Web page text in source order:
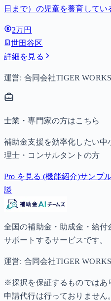
日まで）の児童を養育して
（第3子以降は15,000円）、
2万円
世田谷区
詳細を見る
運営: 合同会社TIGER
士業・専門家の方はこちら
補助金支援を効率化したい
理士・コンサルタントの方
Pro を見る (機能紹介)サンプ
談
全国の補助金・助成金・給
サポートするサービスです。
運営: 合同会社TIGER WORKS
※採択を保証するものではあ
申請代行は行っておりません。